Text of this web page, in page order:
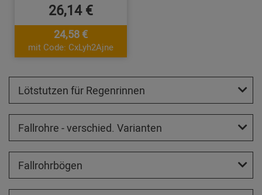
26,14 €
24,58 €
mit Code: CxLyh2Ajne
Lötstutzen für Regenrinnen
Fallrohre - verschied. Varianten
Fallrohrbögen